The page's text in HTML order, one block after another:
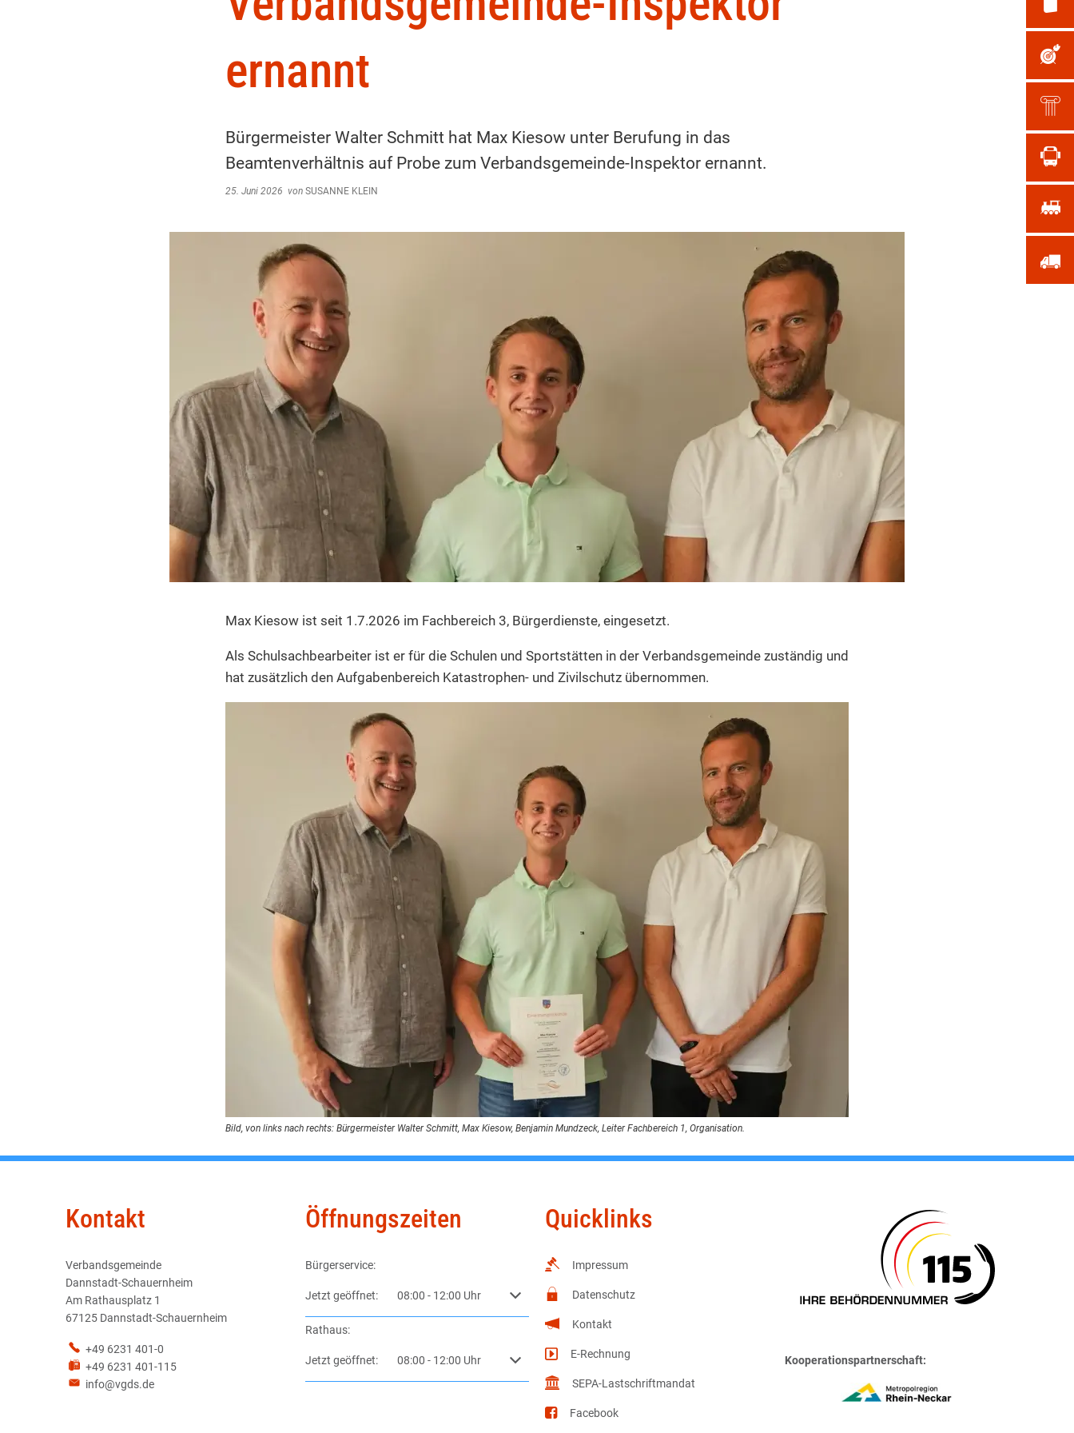
ernannt
Bürgermeister Walter Schmitt hat Max Kiesow unter Berufung in das
Beamtenverhältnis auf Probe zum Verbandsgemeinde-Inspektor ernannt.
25. Juni 2026 von SUSANNE KLEIN
Max Kiesow ist seit 1.7.2026 im Fachbereich 3, Bürgerdienste, eingesetzt.
Als Schulsachbearbeiter ist er für die Schulen und Sportstätten in der Verbandsgemeinde zuständig und
hat zusätzlich den Aufgabenbereich Katastrophen- und Zivilschutz übernommen.
Bild, von links nach rechts: Bürgermeister Walter Schmitt, Max Kiesow, Benjamin Mundzeck, Leiter Fachbereich 1, Organisation.
Kontakt
Verbandsgemeinde
Dannstadt-Schauernheim
Am Rathausplatz 1
67125 Dannstadt-Schauernheim
+49 6231 401-0
+49 6231 401-115
info@vgds.de
Öffnungszeiten
Bürgerservice:
Klicken, um weitere Öffnungs- oder Schließzeiten auszublenden
Jetzt geöffnet: 08:00 - 12:00 Uhr Von 08:00 bis 12:00 Uhr
Rathaus:
Klicken, um weitere Öffnungs- oder Schließzeiten auszublenden
Jetzt geöffnet: 08:00 - 12:00 Uhr Von 08:00 bis 12:00 Uhr
Quicklinks
Impressum
Datenschutz
Kontakt
E-Rechnung
SEPA-Lastschriftmandat
Facebook
Kooperationspartnerschaft: